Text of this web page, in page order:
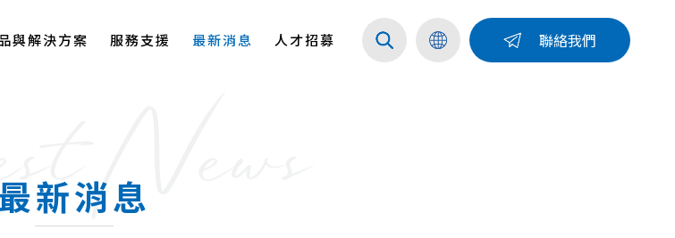
與解決方案 服務支援 最新消息 人才招募 聯絡我們
News
新消息